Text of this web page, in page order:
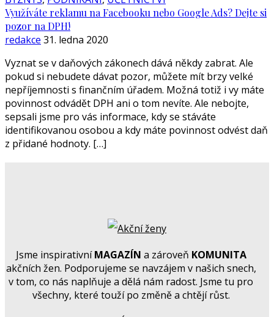
Využíváte reklamu na Facebooku nebo Google Ads? Dejte si
pozor na DPH!
redakce 31. ledna 2020
Vyznat se v daňových zákonech dává někdy zabrat. Ale
pokud si nebudete dávat pozor, můžete mít brzy velké
nepříjemnosti s finančním úřadem. Možná totiž i vy máte
povinnost odvádět DPH ani o tom nevíte. Ale nebojte,
sepsali jsme pro vás informace, kdy se stáváte
identifikovanou osobou a kdy máte povinnost odvést daň
z přidané hodnoty. […]
Jsme inspirativníMAGAZÍN a zároveň KOMUNITA
akčních žen. Podporujeme se navzájem v našich snech,
v tom, co nás naplňuje a dělá nám radost. Jsme tu pro
všechny, které touží po změně a chtějí růst.